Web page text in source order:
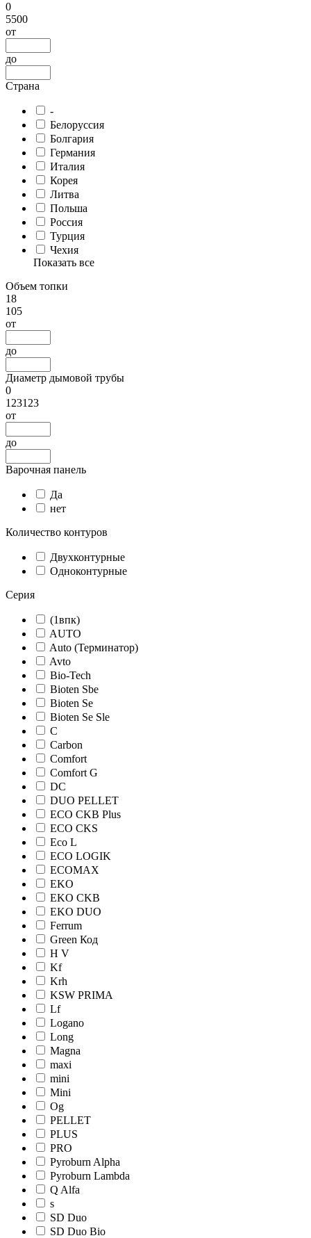
0
5500
от
до
Страна
-
Белоруссия
Болгария
Германия
Италия
Корея
Литва
Польша
Россия
Турция
Чехия
Показать все
Объем топки
18
105
от
до
Диаметр дымовой трубы
0
123123
от
до
Варочная панель
Да
нет
Количество контуров
Двухконтурные
Одноконтурные
Серия
(1впк)
AUTO
Auto (Терминатор)
Avto
Bio-Tech
Bioten Sbe
Bioten Se
Bioten Se Sle
C
Carbon
Comfort
Comfort G
DC
DUO PELLET
ECO CKB Plus
ECO CKS
Eco L
ECO LOGIK
ECOMAX
EKO
EKO CKB
EKO DUO
Ferrum
Green Код
H V
Kf
Krh
KSW PRIMA
Lf
Logano
Long
Magna
maxi
mini
Mini
Og
PELLET
PLUS
PRO
Pyroburn Alpha
Pyroburn Lambda
Q Alfa
s
SD Duo
SD Duo Bio